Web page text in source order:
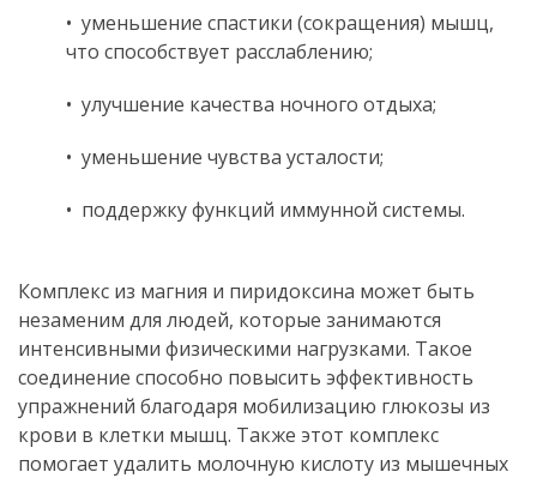
• уменьшение спастики (сокращения) мышц,
что способствует расслаблению;
• улучшение качества ночного отдыха;
• уменьшение чувства усталости;
• поддержку функций иммунной системы.
Комплекс из магния и пиридоксина может быть
незаменим для людей, которые занимаются
интенсивными физическими нагрузками. Такое
соединение способно повысить эффективность
упражнений благодаря мобилизацию глюкозы из
крови в клетки мышц. Также этот комплекс
помогает удалить молочную кислоту из мышечных